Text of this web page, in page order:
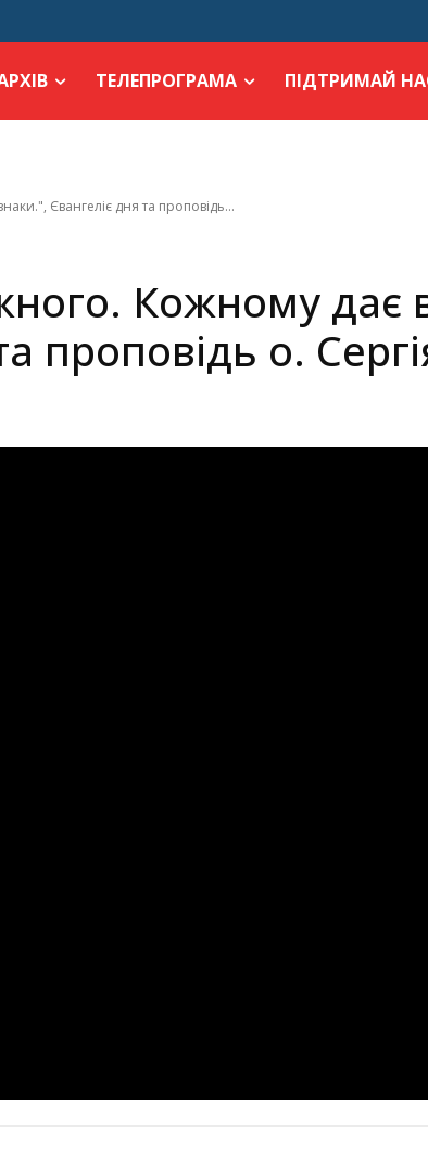
ТЕЛЕПРОГРАМА ПІДТРИМАЙ
Євангеліє дня та проповідь...
Кожному дає
проповідь о.